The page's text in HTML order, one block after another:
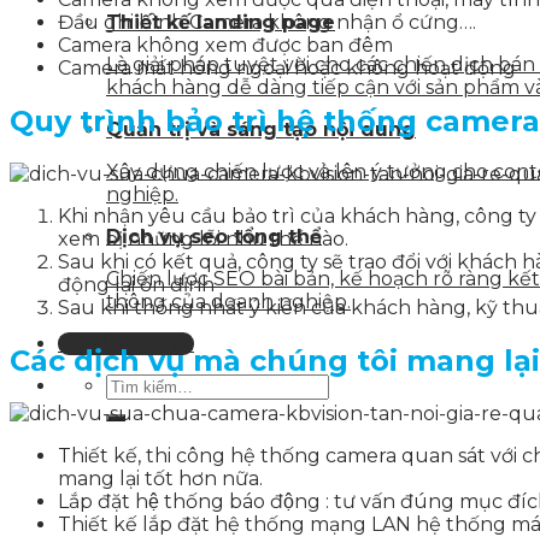
Thiết kế landing page
Là giải pháp tuyệt vời cho các chiến dịch
khách hàng dễ dàng tiếp cận với sản phẩm
Quản trị và sáng tạo nội dung
Xây dựng chiến lược và lên ý tưởng cho
nghiệp.
Dịch vụ seo tổng thể
Chiến lược SEO bài bản, kế hoạch rõ ràng
thông của doanh nghiệp.
Liên hệ tư vấn
Đầu ghi hình Camera không nhận ổ cứng….
Camera không xem được ban đêm
Camera mất hồng ngoại hoặc không hoạt động
Quy trình bảo trì hệ thống
Khi nhận yêu cầu bảo trì của khách hàng, công
xem bị những lỗi như thế nào.
Sau khi có kết quả, công ty sẽ trao đổi với khách
động lại ổn định
Sau khi thống nhất ý kiến của khách hàng, kỹ
Các dịch vụ mà chúng tôi mang
Thiết kế, thi công hệ thống camera quan sát với
mang lại tốt hơn nữa.
Lắp đặt hệ thống báo động : tư vấn đúng mục
Thiết kế lắp đặt hệ thống mạng LAN hệ thống